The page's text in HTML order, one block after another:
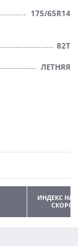
175/65R14
82T
ЛЕТНЯЯ
ИНДЕКС